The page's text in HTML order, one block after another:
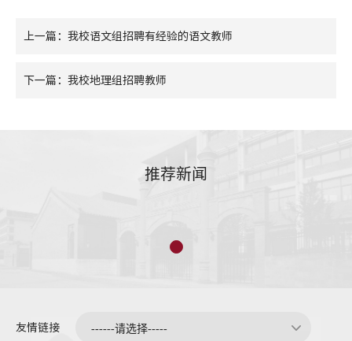
上一篇：我校语文组招聘有经验的语文教师
下一篇：我校地理组招聘教师
推荐新闻
友情链接